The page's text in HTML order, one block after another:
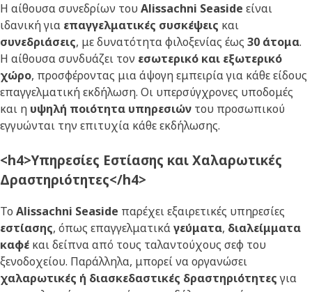
Η αίθουσα συνεδρίων του Alissachni Seaside είναι
ιδανική για επαγγελματικές συσκέψεις και
συνεδριάσεις, με δυνατότητα φιλοξενίας έως 30 άτομα.
Η αίθουσα συνδυάζει τον εσωτερικό και εξωτερικό
χώρο, προσφέροντας μια άψογη εμπειρία για κάθε είδους
επαγγελματική εκδήλωση. Οι υπερσύγχρονες υποδομές
και η υψηλή ποιότητα υπηρεσιών του προσωπικού
εγγυώνται την επιτυχία κάθε εκδήλωσης.
<h4>Υπηρεσίες Εστίασης και Χαλαρωτικές
Δραστηριότητες</h4>
Το Alissachni Seaside παρέχει εξαιρετικές υπηρεσίες
εστίασης, όπως επαγγελματικάγεύματα, διαλείμματα
καφέ και δείπνα από τους ταλαντούχους σεφ του
ξενοδοχείου. Παράλληλα, μπορεί να οργανώσει
χαλαρωτικές ή διασκεδαστικές δραστηριότητεςγια